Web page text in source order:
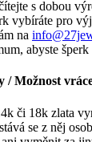
s dobou
vybíráte pro
na
abyste šperk
/ Možnost
či 18k zlata
se z něj